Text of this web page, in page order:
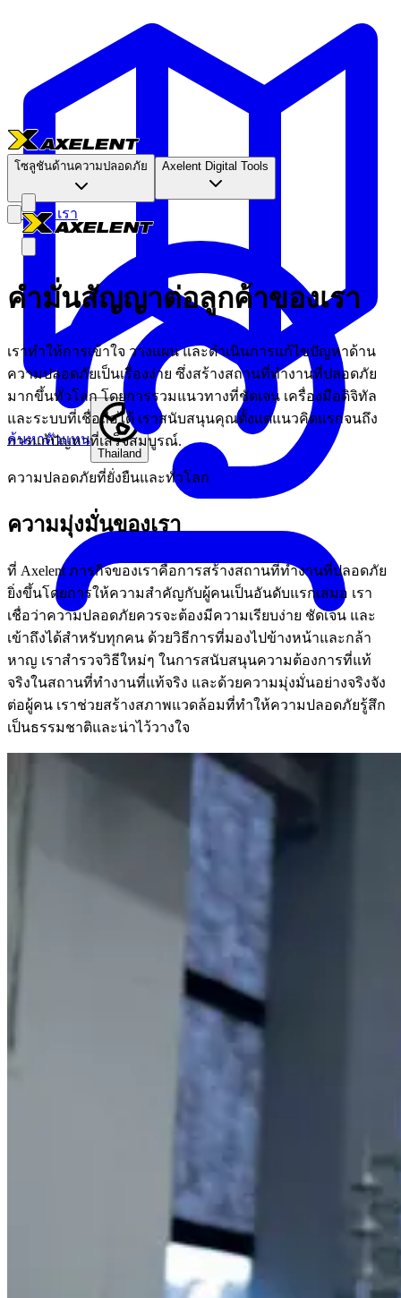
ค้นหาตัวแทน
Thailand
โซลูชันด้านความปลอดภัย Axelent Digital Tools
ติดต่อเรา
คำมั่นสัญญาต่อลูกค้าของเรา
เราทำให้การเข้าใจ วางแผน และดำเนินการแก้ไขปัญหาด้าน
ความปลอดภัยเป็นเรื่องง่าย ซึ่งสร้างสถานที่ทำงานที่ปลอดภัย
มากขึ้นทั่วโลก โดยการรวมแนวทางที่ชัดเจน เครื่องมือดิจิทัล
และระบบที่เชื่อถือได้ เราสนับสนุนคุณตั้งแต่แนวคิดแรกจนถึง
การแก้ปัญหาที่เสร็จสมบูรณ์.
ความปลอดภัยที่ยั่งยืนและทั่วโลก
ความมุ่งมั่นของเรา
ที่ Axelent ภารกิจของเราคือการสร้างสถานที่ทำงานที่ปลอดภัย
ยิ่งขึ้นโดยการให้ความสำคัญกับผู้คนเป็นอันดับแรกเสมอ เรา
เชื่อว่าความปลอดภัยควรจะต้องมีความเรียบง่าย ชัดเจน และ
เข้าถึงได้สำหรับทุกคน ด้วยวิธีการที่มองไปข้างหน้าและกล้า
หาญ เราสำรวจวิธีใหม่ๆ ในการสนับสนุนความต้องการที่แท้
จริงในสถานที่ทำงานที่แท้จริง และด้วยความมุ่งมั่นอย่างจริงจัง
ต่อผู้คน เราช่วยสร้างสภาพแวดล้อมที่ทำให้ความปลอดภัยรู้สึก
เป็นธรรมชาติและน่าไว้วางใจ